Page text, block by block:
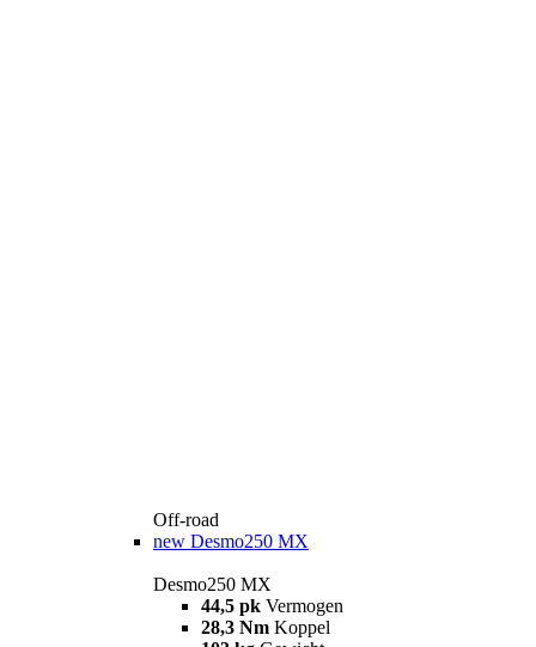
Off-road
new Desmo250 MX
Desmo250 MX
44,5 pk Vermogen
28,3 Nm Koppel